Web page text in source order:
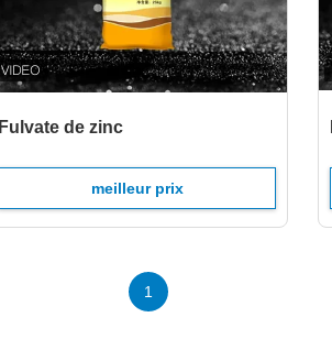
Fulvate de zinc
meilleur prix
1